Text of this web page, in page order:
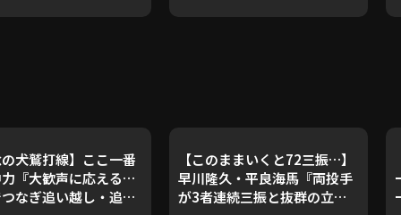
犬鷲打線】ここ一番
『大歓声に応える…
なぎ追い越し・追い
【このままいくと72三振…】
早川隆久・平良海馬『両投手
が3者連続三振と抜群の立ち